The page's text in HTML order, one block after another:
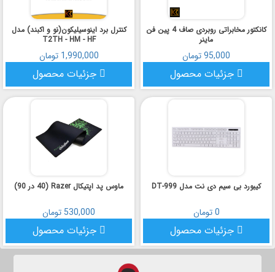
کانکتور مخابراتی روبردی صاف 4 پین فن
ماینر
95,000 تومان
جزئیات محصول
کنترل برد اینوسیلیکون(نو و اکبند) مدل
T2TH - HM - HF
1,990,000 تومان
جزئیات محصول
کیبورد بی سیم دی نت مدل DT-999
0 تومان
جزئیات محصول
ماوس پد اپتیکال Razer (40 در 90)
530,000 تومان
جزئیات محصول